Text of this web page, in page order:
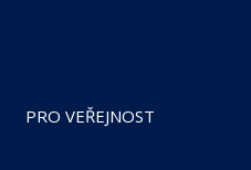
PRO VEŘEJNOST